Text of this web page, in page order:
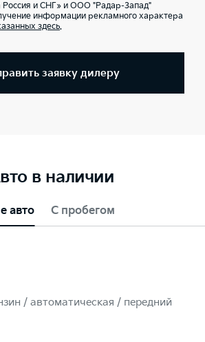
и СНГ» и ООО "Радар-Запад"
информации рекламного характера
здесь.
заявку дилеру
в наличии
авто С пробегом
/ автоматическая / передний